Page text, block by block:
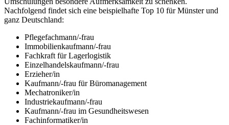
Nachfolgend findet sich eine beispielhafte Top 10 für Münster und
ganz Deutschland:
Pflegefachmann/-frau
Immobilienkaufmann/-frau
Fachkraft für Lagerlogistik
Einzelhandelskaufmann/-frau
Erzieher/in
Kaufmann/-frau für Büromanagement
Mechatroniker/in
Industriekaufmann/-frau
Kaufmann/-frau im Gesundheitswesen
Fachinformatiker/in